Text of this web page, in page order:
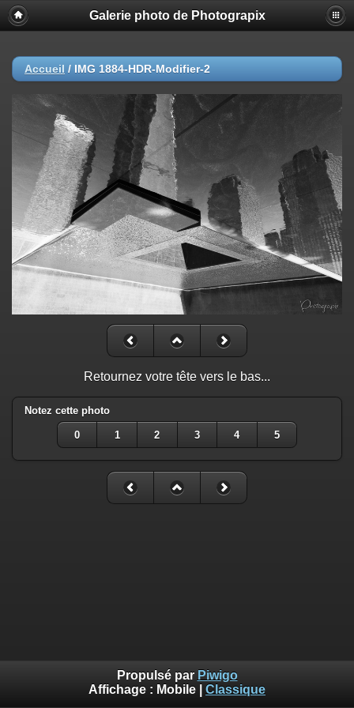
Galerie photo de Photograpix
Accueil / IMG 1884-HDR-Modifier-2
Retournez votre tête vers le bas...
Notez cette photo
0 1 2 3 4 5
Propulsé par Piwigo
Affichage : Mobile Classique